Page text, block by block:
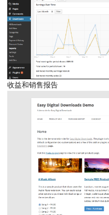
收益和销售报告